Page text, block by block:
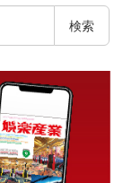
検索